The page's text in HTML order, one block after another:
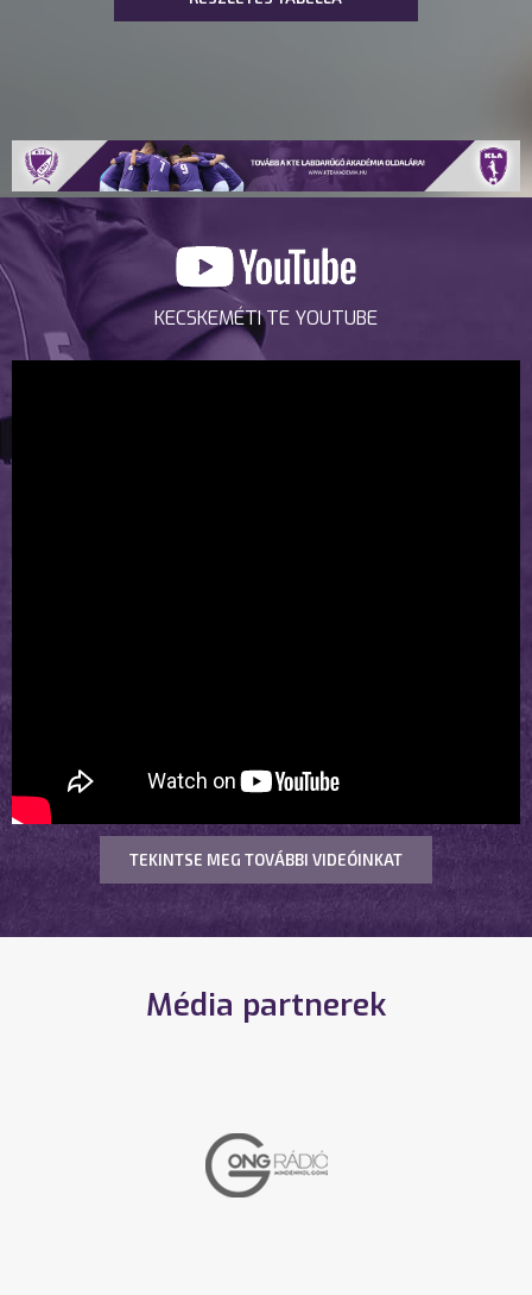
KECSKEMÉTI TE YOUTUBE
TEKINTSE MEG TOVÁBBI VIDEÓINKAT
Média partnerek